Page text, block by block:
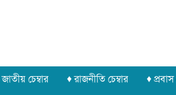
চেম্বার ♦ রাজনীতি চেম্বার ♦ প্রবাস